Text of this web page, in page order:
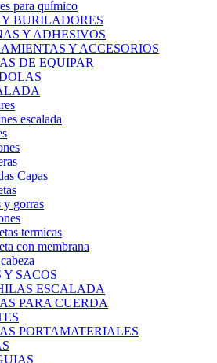
para químico
Y BURILADORES
Y ADHESIVOS
Y ACCESORIOS
DE EQUIPAR
escalada
Capas
y gorras
termicas
con membrana
SACOS
ESCALADA
PARA CUERDA
PORTAMATERIALES